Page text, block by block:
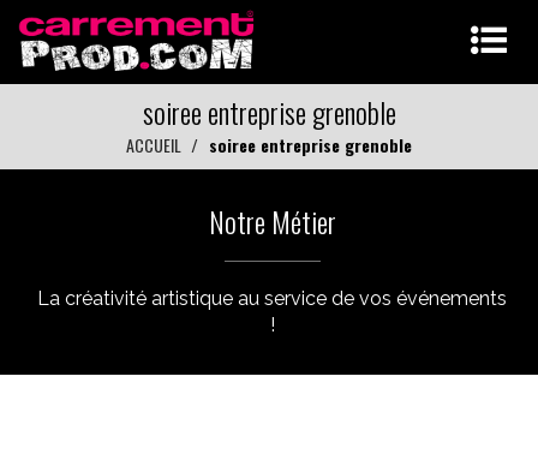
soiree entreprise grenoble
ACCUEIL soiree entreprise grenoble
Notre Métier
La créativité artistique au service de vos événements
!